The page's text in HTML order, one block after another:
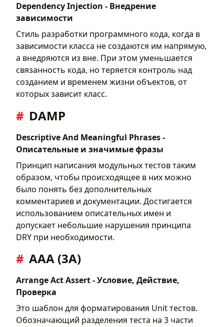
Dependency Injection - Внедрение
зависимости
Стиль разработки программного кода, когда в
зависимости класса не создаются им напрямую,
а внедряются из вне. При этом уменьшается
связанность кода, но теряется контроль над
созданием и временем жизни объектов, от
которых зависит класс.
DAMP
Descriptive And Meaningful Phrases -
Описательные и значимые фразы
Принцип написания модульных тестов таким
образом, чтобы происходящее в них можно
было понять без дополнительных
комментариев и документации. Достигается
использованием описательных имен и
допускает небольшие нарушения принципа
DRY при необходимости.
AAA (3A)
Arrange Act Assert - Условие, Действие,
Проверка
Это шаблон для форматирования Unit тестов.
Обозначающий разделения теста на 3 части